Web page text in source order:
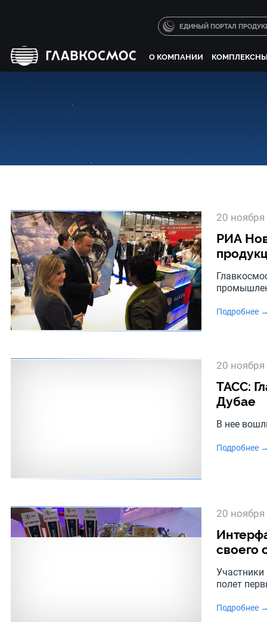
ЕДИНЫЙ ПОРТАЛ
О КОМПАНИИ
20
РИА
Подробнее
20
ТАСС:
Дубае
В нее
Подробнее
20
своего
полет
Подробнее